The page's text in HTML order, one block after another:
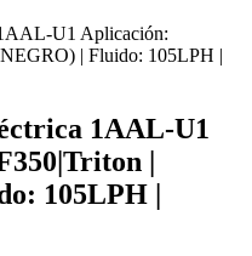
U1 Aplicación:
| Fluido: 105LPH |
1AAL-U1
|
105LPH |